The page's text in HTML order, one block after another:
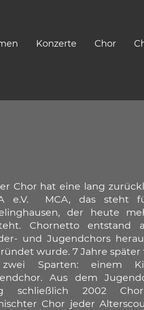
Konzerte Chor
Chor hat eine lang
e.V. MCA, das steht
der heute
Chornetto entstand
und Jugendchors
wurde. 7 Jahre
Sparten: einem
Aus dem
schließlich 2002
Chor jeder